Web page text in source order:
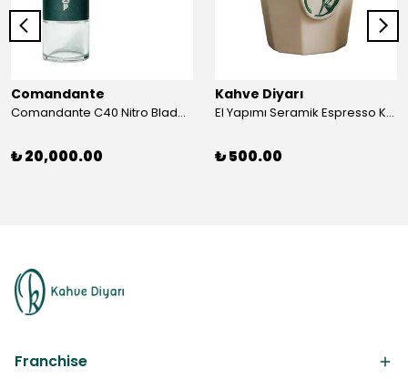
Comandante
Comandante C40 Nitro Blade Racing Green MK4
₺ 20,000.00
Kahve Diyarı
El Yapımı Seramik Espresso Kupası Büyük
₺ 500.00
Franchise